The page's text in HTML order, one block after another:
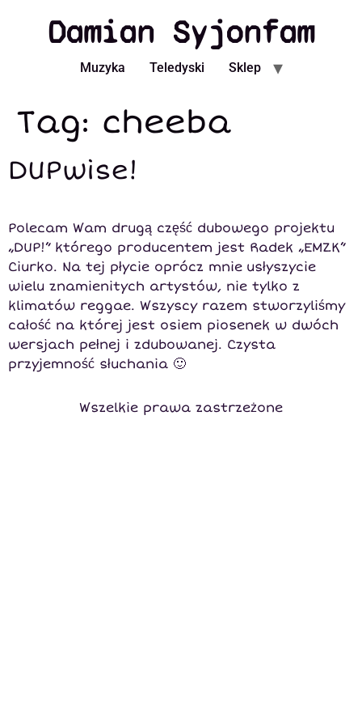
Damian Syjonfam
Muzyka Teledyski Sklep
Tag: cheeba
DUPwise!
Polecam Wam drugą część dubowego projektu
„DUP!” którego producentem jest Radek „EMZK”
Ciurko. Na tej płycie oprócz mnie usłyszycie
wielu znamienitych artystów, nie tylko z
klimatów reggae. Wszyscy razem stworzyliśmy
całość na której jest osiem piosenek w dwóch
wersjach pełnej i zdubowanej. Czysta
przyjemność słuchania 🙂
Wszelkie prawa zastrzeżone